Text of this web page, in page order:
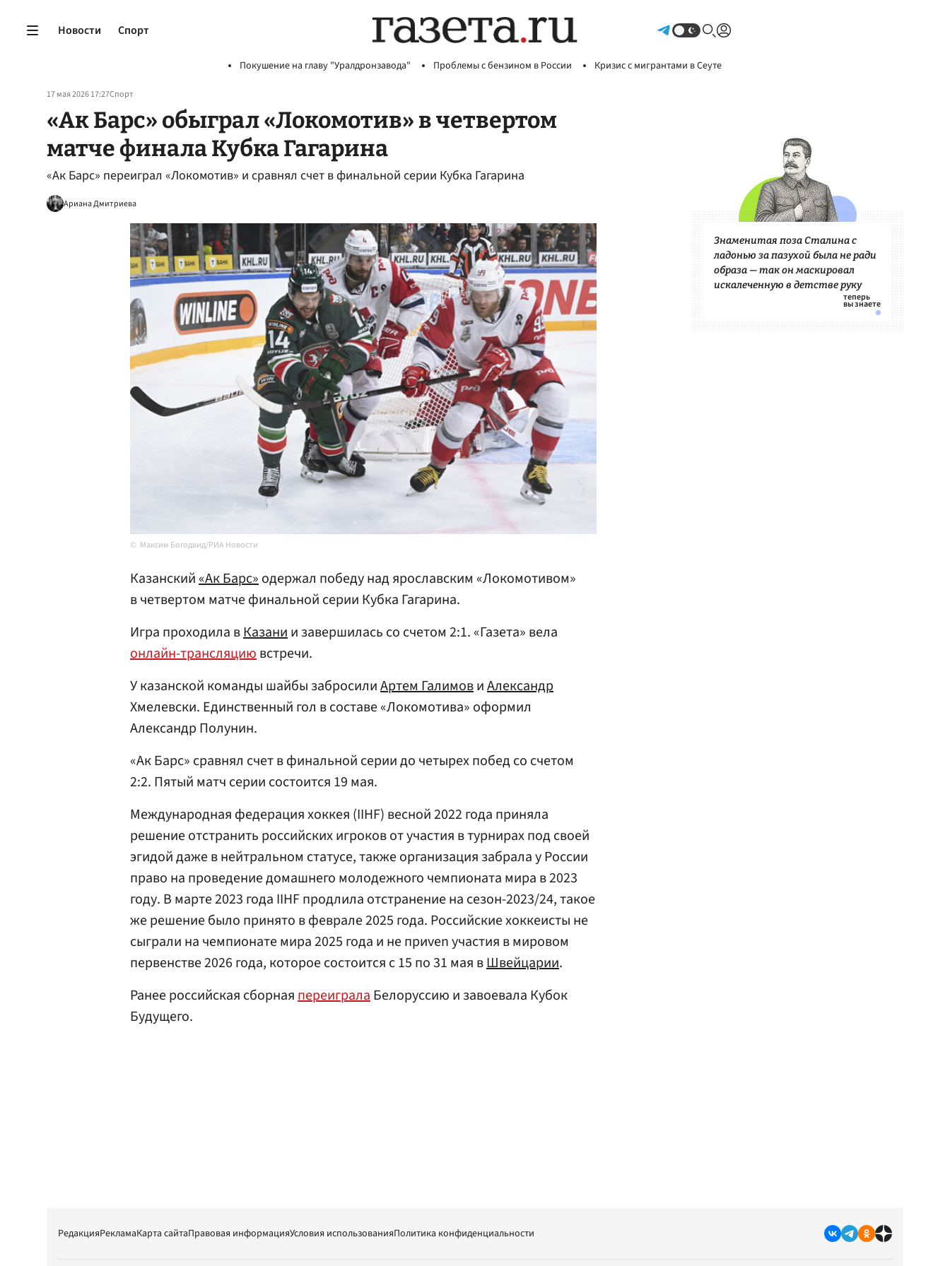
Новости Спорт
Покушение на главу "Уралдронзавода" Проблемы с бензином в России Кризис с мигрантами в Сеуте
17 мая 2026 17:27Спорт
«Ак Барс» обыграл «Локомотив» в четвертом
матче финала Кубка Гагарина
«Ак Барс» переиграл «Локомотив» и сравнял счет в финальной серии Кубка Гагарина
Ариана Дмитриева
Максим Богодвид/РИА Новости
Казанский«Ак Барс»одержал победу над ярославским «Локомотивом»
в четвертом матче финальной серии Кубка Гагарина.
Игра проходила вКазании завершилась со счетом 2:1. «Газета» вела
онлайн-трансляциювстречи.
У казанской команды шайбы забросилиАртем ГалимовиАлександр
Хмелевски. Единственный гол в составе «Локомотива» оформил
Александр Полунин.
«Ак Барс» сравнял счет в финальной серии до четырех побед со счетом
2:2. Пятый матч серии состоится 19 мая.
Международная федерация хоккея (IIHF) весной 2022 года приняла
решение отстранить российских игроков от участия в турнирах под своей
эгидой даже в нейтральном статусе, также организация забрала у России
право на проведение домашнего молодежного чемпионата мира в 2023
году. В марте 2023 года IIHF продлила отстранение на сезон-2023/24, такое
же решение было принято в феврале 2025 года. Российские хоккеисты не
сыграли на чемпионате мира 2025 года и не приven участия в мировом
первенстве 2026 года, которое состоится с 15 по 31 мая вШвейцарии.
Ранее российская сборнаяпереигралаБелоруссию и завоевала Кубок
Будущего.
Знаменитая поза Сталина с
ладонью за пазухой была не ради
образа — так он маскировал
искалеченную в детстве руку
РедакцияРекламаКарта сайтаПравовая информацияУсловия использованияПолитика конфиденциальности